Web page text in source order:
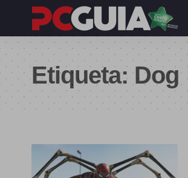
Etiqueta: Dog